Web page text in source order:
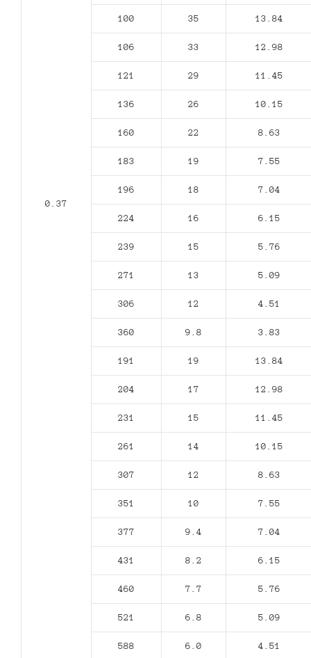
0.37
100 35 13.84
106 33 12.98
121 29 11.45
136 26 10.15
160 22 8.63
183 19 7.55
196 18 7.04
224 16 6.15
239 15 5.76
271 13 5.09
306 12 4.51
360 9.8 3.83
191 19 13.84
204 17 12.98
231 15 11.45
261 14 10.15
307 12 8.63
351 10 7.55
377 9.4 7.04
431 8.2 6.15
460 7.7 5.76
521 6.8 5.09
588 6.0 4.51